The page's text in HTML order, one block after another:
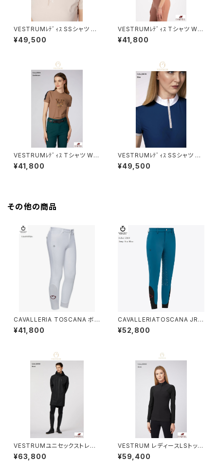
VESTRUMﾚﾃﾞｨｽ SSシャツ W
633760002
¥49,500
VESTRUMﾚﾃﾞｨｽ Tシャツ W6
33860002
¥41,800
VESTRUMﾚﾃﾞｨｽ Tシャツ W6
33960002
¥41,800
VESTRUMﾚﾃﾞｨｽ SSシャツ W
460065012
¥49,500
その他の商品
CAVALLERIA TOSCANA ボ
ーイズ膝グリップブリーチ PAO
001JE010
¥41,800
CAVALLERIATOSCANA JRユ
ニセックスFGブリーチPAK003
JE010
¥52,800
VESTRUMユニセックストレン
チコートZ312720137
¥63,800
VESTRUM レディースLSトップ
ス W659860025
¥59,400